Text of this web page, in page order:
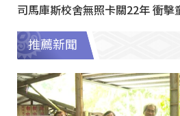
司馬庫斯校舍無照卡關22年 衝擊
推薦新聞